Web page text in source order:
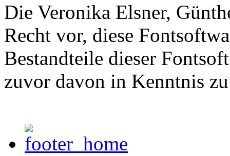
Die Veronika Elsner,
Recht vor, diese
Bestandteile dieser
zuvor davon in Kenntnis zu